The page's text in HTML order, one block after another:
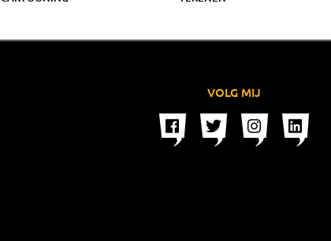
VOLG MIJ